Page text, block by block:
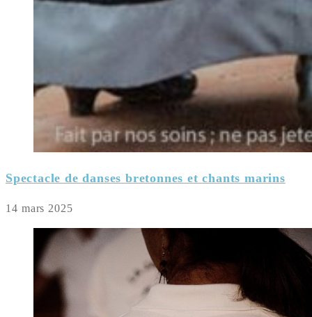
Spectacle de danses bretonnes et chants marins
14 mars 2025